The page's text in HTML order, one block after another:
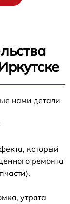
нами детали
который
ремонта
утрата